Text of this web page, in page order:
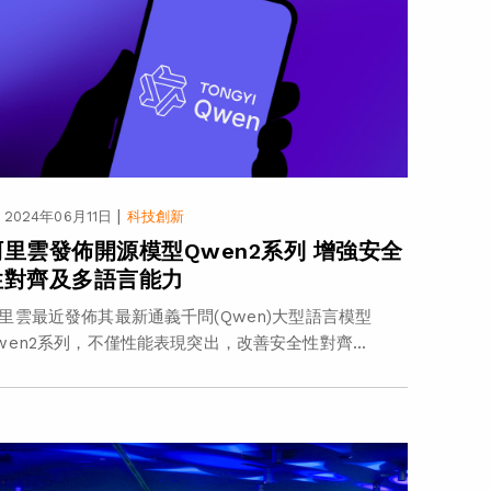
2024年06月11日 | 科技創新
雲發佈開源模型Qwen2系列 增強安全
齊及多語言能力
雲最近發佈其最新通義千問(Qwen)大型語言模型
系列，不僅性能表現突出，改善安全性對齊...